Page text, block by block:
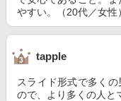
やすい。（20代／女性）
tapple
スライド形式で多く
ので、より多くの人と